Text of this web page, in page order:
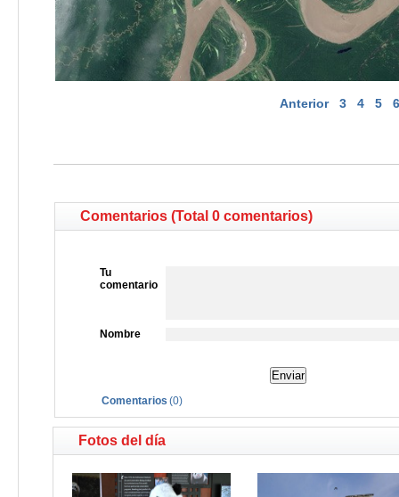
Anterior 3 4 5 6
Comentarios (Total 0 comentarios)
Tu
comentario
Nombre
Comentarios (0)